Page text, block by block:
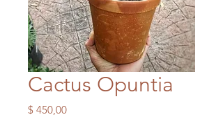
Cactus Opuntia
$ 450,00Precio